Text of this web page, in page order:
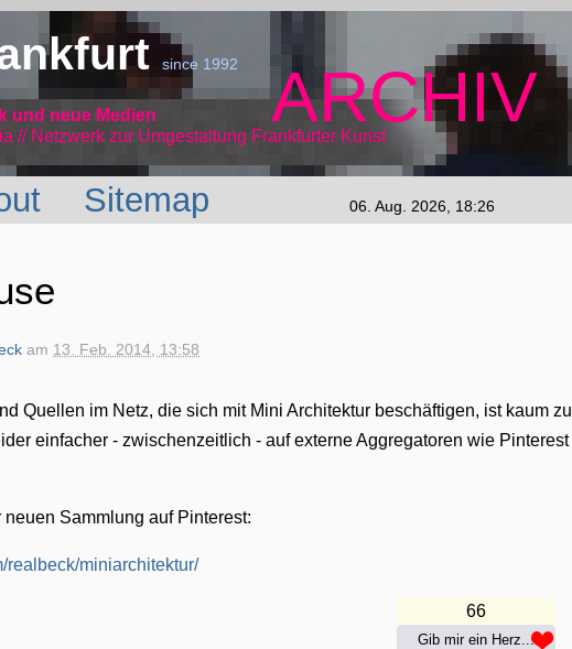
since 1992
und neue Medien
// Netzwerk
ARCHIV
zur Umgestaltung Frankfurter Kunst
Sitemap 06. Aug. 2026, 18:26
am 13. Feb. 2014, 13:58
Quellen im Netz, die sich mit Mini Architektur beschäftigen, ist kaum zu
einfacher - zwischenzeitlich - auf externe Aggregatoren wie Pinterest
Sammlung auf Pinterest:
realbeck/miniarchitektur/
66
Gib mir ein Herz...